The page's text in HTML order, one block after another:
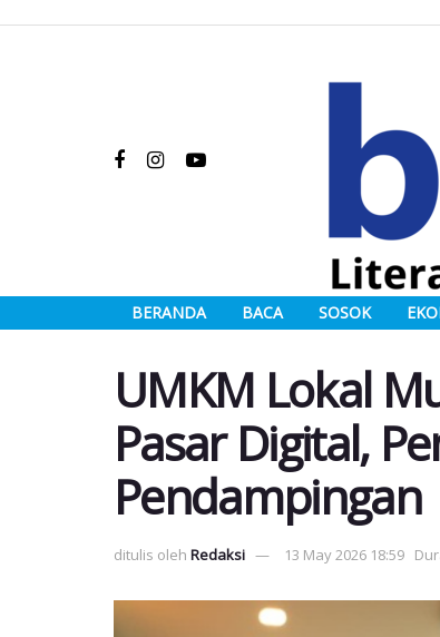
BERANDA BACA SOSOK
UMKM Lokal
Pasar Digital,
Pendampingan
ditulis oleh Redaksi 13 May 2026 18:59